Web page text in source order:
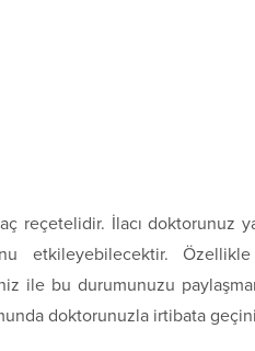
reçetelidir. İlacı doktorunuz
etkileyebilecektir.
ile bu durumunuzu
doktorunuzla irtibata